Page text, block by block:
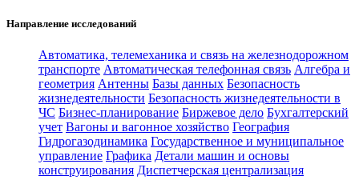
Направление исследований
Автоматика, телемеханика и связь на железнодорожном
транспорте Автоматическая телефонная связь Алгебра и
геометрия Антенны Базы данных Безопасность
жизнедеятельности Безопасность жизнедеятельности в
ЧС Бизнес-планирование Биржевое дело Бухгалтерский
учет Вагоны и вагонное хозяйство География
Гидрогазодинамика Государственное и муниципальное
управление Графика Детали машин и основы
конструирования Диспетчерская централизация